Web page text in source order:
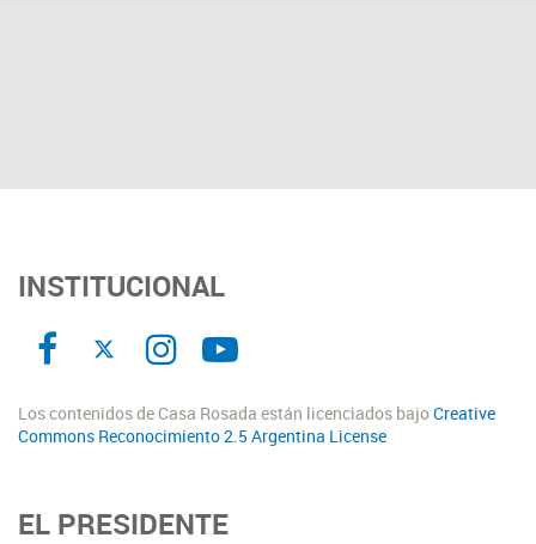
INSTITUCIONAL
Los contenidos de Casa Rosada están licenciados bajoCreative
Commons Reconocimiento 2.5 Argentina License
EL PRESIDENTE